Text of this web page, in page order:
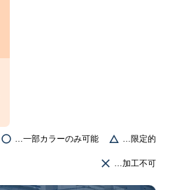
…一部カラーのみ可能 …限定的
…加工不可